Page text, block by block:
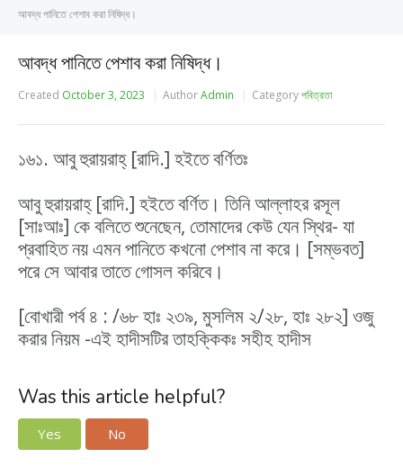
আবদ্ধ পানিতে পেশাব করা নিষিদ্ধ।
আবদ্ধ পানিতে পেশাব করা নিষিদ্ধ।
Created October 3, 2023 AuthorAdmin Categoryপবিত্রতা
১৬১. আবু হুরায়রাহ্‌ [রাদি.] হইতে বর্ণিতঃ
আবু হুরায়রাহ্‌ [রাদি.] হইতে বর্ণিত। তিনি আল্লাহর রসূল
[সাঃআঃ] কে বলিতে শুনেছেন, তোমাদের কেউ যেন স্থির- যা
প্রবাহিত নয় এমন পানিতে কখনো পেশাব না করে। [সম্ভবত]
পরে সে আবার তাতে গোসল করিবে।
[বোখারী পর্ব ৪ : /৬৮ হাঃ ২৩৯, মুসলিম ২/২৮, হাঃ ২৮২] ওজু
করার নিয়ম -এই হাদীসটির তাহক্কিকঃ সহীহ হাদীস
Was this article helpful?
Yes No